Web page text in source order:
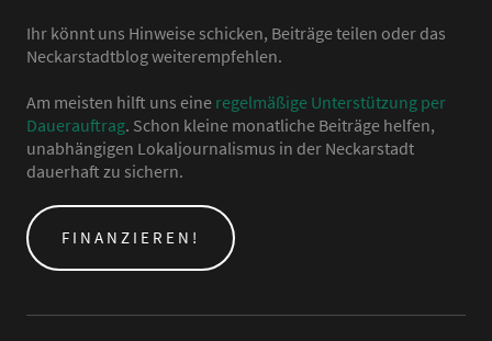
Ihr könnt uns Hinweise schicken, Beiträge teilen oder das
Neckarstadtblog weiterempfehlen.
Am meisten hilft uns eine regelmäßige Unterstützung per
Dauerauftrag. Schon kleine monatliche Beiträge helfen,
unabhängigen Lokaljournalismus in der Neckarstadt
dauerhaft zu sichern.
FINANZIEREN!